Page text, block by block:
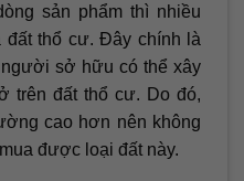
sản phẩm thì nhiều
thổ cư. Đây chính là
sở hữu có thể xây
trên đất thổ cư. Do đó,
cao hơn nên không
được loại đất này.